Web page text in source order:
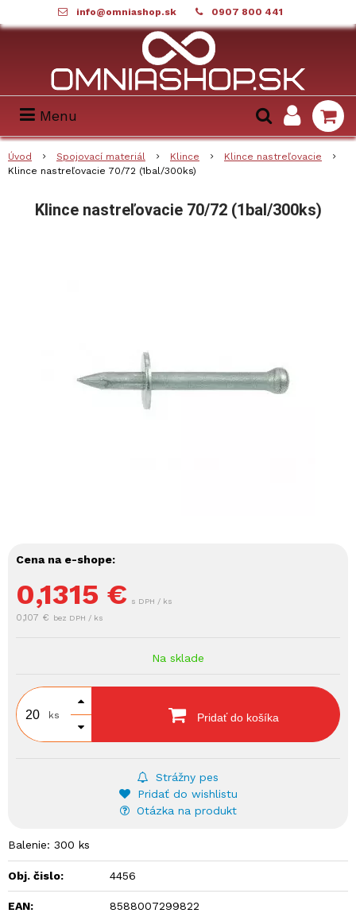
info@omniashop.sk 0907 800 441
Menu
Úvod Spojovací materiál Klince
Klince nastreľovacie
Klince nastreľovacie 70/72 (1bal/300ks)
Klince nastreľovacie 70/72 (1bal/300ks)
Cena na e-shope:
0,1315 € s DPH / ks
0,107 € bez DPH / ks
Na sklade
ks Pridať do košíka
Strážny pes
Pridať do wishlistu
Otázka na produkt
Balenie: 300 ks
Obj. čislo: 4456
EAN: 8588007299822